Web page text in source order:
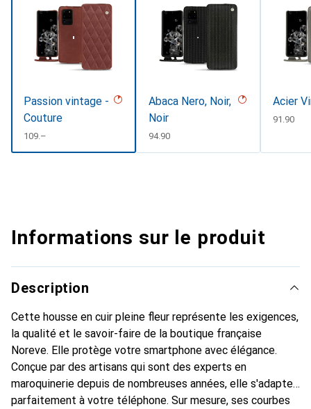
Passion vintage -
Couture
CHF
109.–
Abaca Nero, Noir,
Noir
CHF
94.90
Acier
CHF
91.90
Informations sur le produit
Description
Cette housse en cuir pleine fleur représente les exigences,
la qualité et le savoir-faire de la boutique française
Noreve. Elle protège votre smartphone avec élégance.
Conçue par des artisans qui sont des experts en
maroquinerie depuis de nombreuses années, elle s'adapte
parfaitement à votre téléphone. Sur mesure, ses courbes